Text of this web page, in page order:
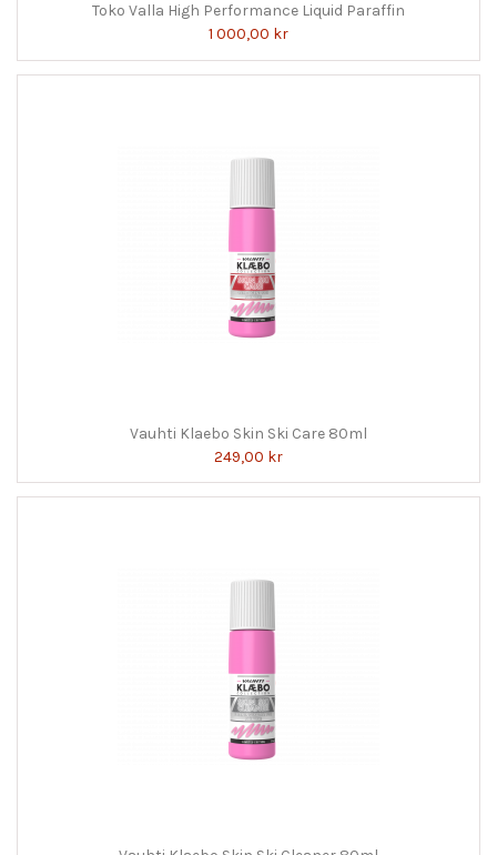
Toko Valla High Performance Liquid Paraffin
1 000,00 kr
Vauhti Klaebo Skin Ski Care 80ml
249,00 kr